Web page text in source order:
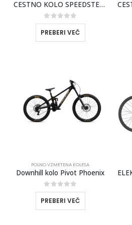
CESTNO KOLO SPEEDSTER GRAVEL 10 25 SCOTT
0out of 5
PREBERI VEČ
POLNO VZMETENA KOLESA
Downhill kolo Pivot Phoenix
0out of 5
PREBERI VEČ